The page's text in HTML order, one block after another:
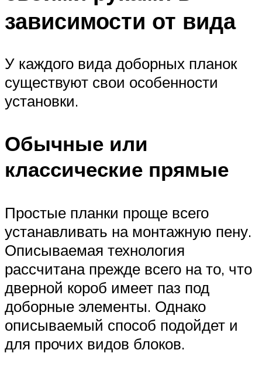
зависимости от вида
У каждого вида доборных планок
существуют свои особенности
установки.
Обычные или
классические прямые
Простые планки проще всего
устанавливать на монтажную пену.
Описываемая технология
рассчитана прежде всего на то, что
дверной короб имеет паз под
доборные элементы. Однако
описываемый способ подойдет и
для прочих видов блоков.